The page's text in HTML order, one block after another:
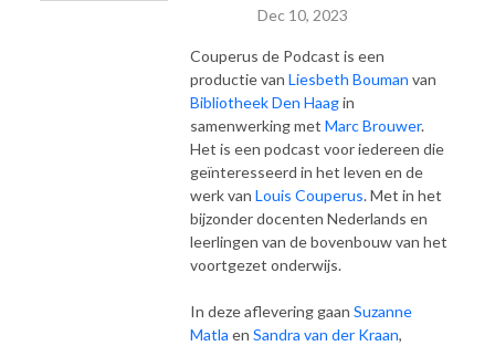
Dec 10, 2023
Couperus de Podcast is een
productie van Liesbeth Bouman van
Bibliotheek Den Haagin
samenwerking met Marc Brouwer.
Het is een podcast voor iedereen die
geïnteresseerd in het leven en de
werk van Louis Couperus. Met in het
bijzonder docenten Nederlands en
leerlingen van de bovenbouw van het
voortgezet onderwijs.
In deze aflevering gaan Suzanne
Matla en Sandra van der Kraan,